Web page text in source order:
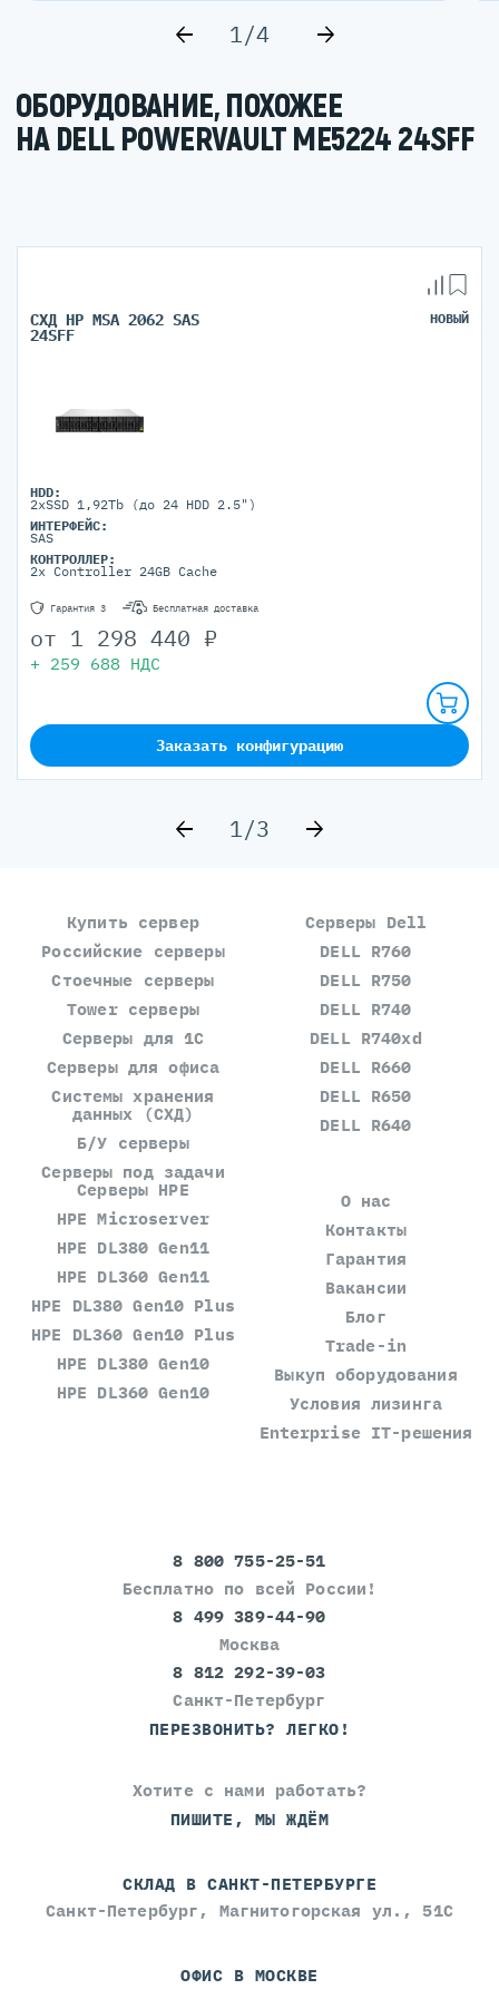
1/4
ОБОРУДОВАНИЕ, ПОХОЖЕЕ
НА DELL POWERVAULT ME5224 24SFF
СХД HP MSA 2062 SAS
24SFF
НОВЫЙ
HDD:
2xSSD 1,92Tb (до 24 HDD 2.5")
ИНТЕРФЕЙС:
SAS
КОНТРОЛЛЕР:
2x Controller 24GB Cache
Гарантия 3 Бесплатная доставка
от 1 298 440 ₽
+ 259 688 НДС
Заказать конфигурацию
1/3
Купить сервер
Российские серверы
Стоечные серверы
Tower серверы
Серверы для 1С
Серверы для офиса
Системы хранения
данных (СХД)
Б/У серверы
Серверы под задачи
Серверы Dell
DELL R760
DELL R750
DELL R740
DELL R740xd
DELL R660
DELL R650
DELL R640
Серверы HPE
HPE Microserver
HPE DL380 Gen11
HPE DL360 Gen11
HPE DL380 Gen10 Plus
HPE DL360 Gen10 Plus
HPE DL380 Gen10
HPE DL360 Gen10
О нас
Контакты
Гарантия
Вакансии
Блог
Trade-in
Выкуп оборудования
Условия лизинга
Enterprise IT-решения
8 800 755-25-51
Бесплатно по всей России!
8 499 389-44-90
Москва
8 812 292-39-03
Санкт-Петербург
ПЕРЕЗВОНИТЬ? ЛЕГКО!
Хотите с нами работать?
ПИШИТЕ, МЫ ЖДЁМ
СКЛАД В САНКТ-ПЕТЕРБУРГЕ
Санкт-Петербург, Магнитогорская ул., 51С
ОФИС В МОСКВЕ